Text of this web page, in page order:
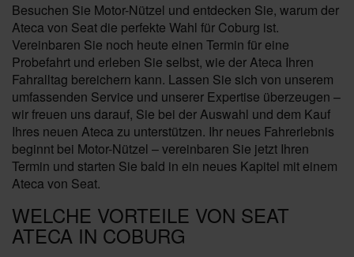
Besuchen Sie Motor-Nützel und entdecken Sie, warum der
Ateca von Seat die perfekte Wahl für Coburg ist.
Vereinbaren Sie noch heute einen Termin für eine
Probefahrt und erleben Sie selbst, wie der Ateca Ihren
Fahralltag bereichern kann. Lassen Sie sich von unserem
umfassenden Service und unserer Expertise überzeugen –
wir freuen uns darauf, Sie bei der Auswahl und dem Kauf
Ihres neuen Ateca zu unterstützen. Ihr neues Fahrerlebnis
beginnt bei Motor-Nützel – vereinbaren Sie jetzt Ihren
Termin und starten Sie bald in ein neues Kapitel mit einem
Ateca von Seat.
WELCHE VORTEILE VON SEAT
ATECA IN COBURG